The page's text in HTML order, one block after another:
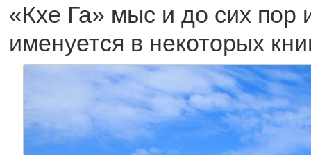
«Кхе Га» мыс и до сих пор
именуется в некоторых